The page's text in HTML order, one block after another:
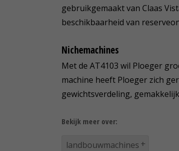
gebruikgemaakt van Claas
beschikbaarheid van
Nichemachines
Met de AT4103 wil Ploeger
machine heeft Ploeger zich
gewichtsverdeling,
Bekijk meer over:
landbouwmachines